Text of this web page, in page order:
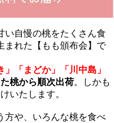
い自慢の桃をたくさん食
まれた【もも頒布会】で
」「まどか」「川中島」
桃から順次出荷。しかも
いたします。
方や、いろんな桃を食べ